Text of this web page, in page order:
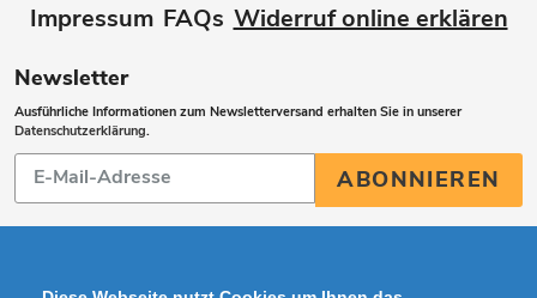
Impressum FAQs Widerruf online erklären
Newsletter
Ausführliche Informationen zum Newsletterversand erhalten Sie in unserer
Datenschutzerklärung.
Abonnieren
Sie
unsere
ABONNIEREN